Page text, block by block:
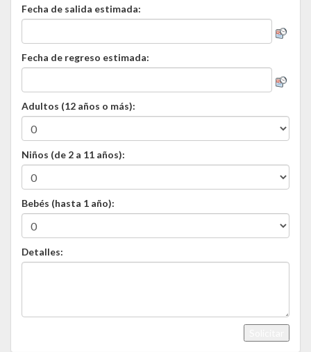
Fecha de salida estimada:
Fecha de regreso estimada:
Adultos (12 años o más):
Niños (de 2 a 11 años):
Bebés (hasta 1 año):
Detalles: